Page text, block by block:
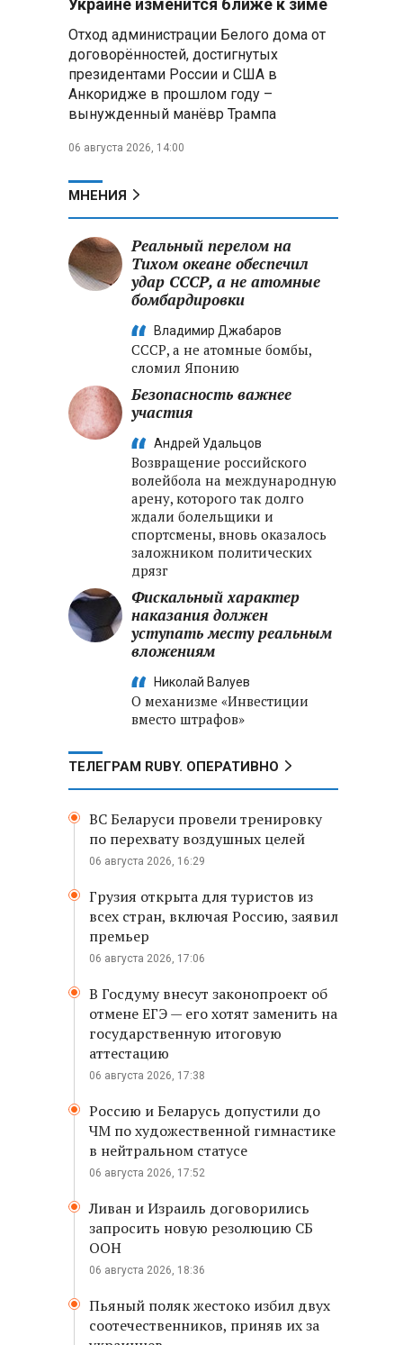
Президент Алжира готовится
к визиту в Беларусь — МИД
Алжира
300 жителей Курской области,
неизвестной
Второй энергоблок БелАЭС
вновь вышел на номинальную
мощность после диагностики
оборудования
Украине изменится ближе к зиме
Отход администрации Белого дома от
договорённостей, достигнутых
президентами России и США в
Анкоридже в прошлом году –
вынужденный манёвр Трампа
06 августа 2026, 14:00
МНЕНИЯ
Реальный перелом на
Тихом океане обеспечил
удар СССР, а не атомные
бомбардировки
Владимир Джабаров
СССР, а не атомные бомбы,
сломил Японию
Безопасность важнее
участия
Андрей Удальцов
Возвращение российского
волейбола на международную
арену, которого так долго
ждали болельщики и
спортсмены, вновь оказалось
заложником политических
дрязг
Фискальный характер
наказания должен
уступать месту реальным
вложениям
Николай Валуев
О механизме «Инвестиции
вместо штрафов»
ТЕЛЕГРАМ RUBY. ОПЕРАТИВНО
ВС Беларуси провели тренировку
по перехвату воздушных целей
06 августа 2026, 16:29
Грузия открыта для туристов из
всех стран, включая Россию, заявил
премьер
06 августа 2026, 17:06
В Госдуму внесут законопроект об
отмене ЕГЭ — его хотят заменить на
государственную итоговую
аттестацию
06 августа 2026, 17:38
Россию и Беларусь допустили до
ЧМ по художественной гимнастике
в нейтральном статусе
06 августа 2026, 17:52
Ливан и Израиль договорились
запросить новую резолюцию СБ
ООН
06 августа 2026, 18:36
Пьяный поляк жестоко избил двух
соотечественников, приняв их за